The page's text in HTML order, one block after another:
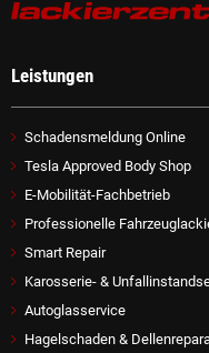
Leistungen
Schadensmeldung Online
Tesla Approved Body Shop
E-Mobilität-Fachbetrieb
Professionelle
Smart Repair
Karosserie- &
Autoglasservice
Hagelschaden &